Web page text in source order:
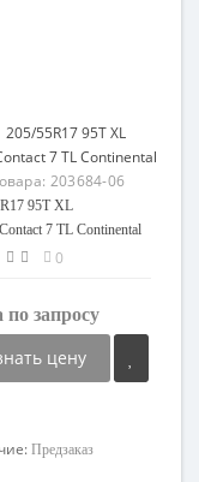
203684-06
95T XL
7 TL Continental
0
по запросу
цену
Предзаказ